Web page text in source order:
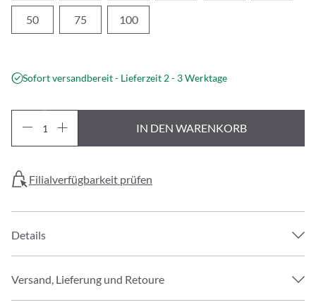
50 75 100
Sofort versandbereit - Lieferzeit 2 - 3 Werktage
IN DEN WARENKORB
Filialverfügbarkeit prüfen
Details
Versand, Lieferung und Retoure